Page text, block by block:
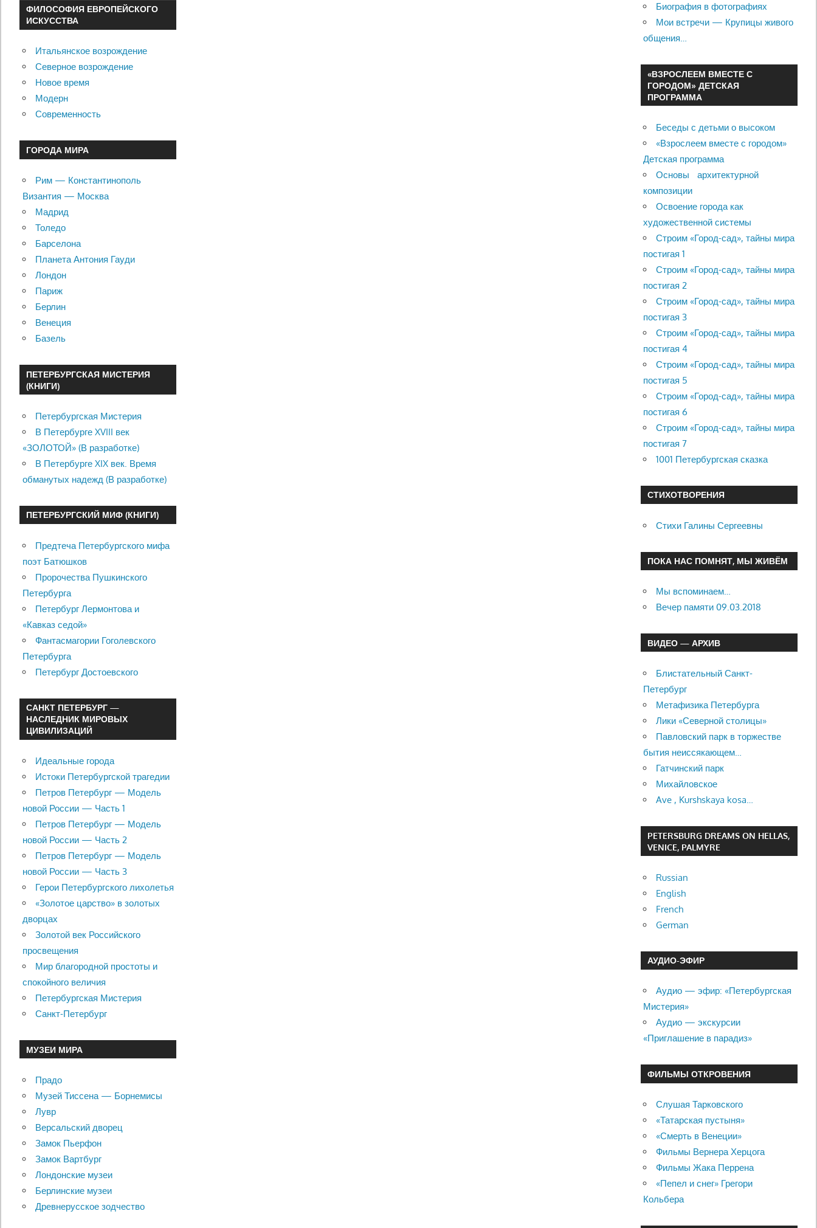
ФИЛОСОФИЯ ЕВРОПЕЙСКОГО
ИСКУССТВА
Итальянское возрождение
Северное возрождение
Новое время
Модерн
Современность
ГОРОДА МИРА
Рим — Константинополь
Византия — Москва
Мадрид
Толедо
Барселона
Планета Антония Гауди
Лондон
Париж
Берлин
Венеция
Базель
ПЕТЕРБУРГСКАЯ МИСТЕРИЯ
(КНИГИ)
Петербургская Мистерия
В Петербурге XVIII век
«ЗОЛОТОЙ» (В разработке)
В Петербурге XIX век. Время
обманутых надежд (В разработке)
ПЕТЕРБУРГСКИЙ МИФ (КНИГИ)
Предтеча Петербургского мифа
поэт Батюшков
Пророчества Пушкинского
Петербурга
Петербург Лермонтова и
«Кавказ седой»
Фантасмагории Гоголевского
Петербурга
Петербург Достоевского
САНКТ ПЕТЕРБУРГ —
НАСЛЕДНИК МИРОВЫХ
ЦИВИЛИЗАЦИЙ
Идеальные города
Истоки Петербургской трагедии
Петров Петербург — Модель
новой России — Часть 1
Петров Петербург — Модель
новой России — Часть 2
Петров Петербург — Модель
новой России — Часть 3
Герои Петербургского лихолетья
«Золотое царство» в золотых
дворцах
Золотой век Российского
просвещения
Мир благородной простоты и
спокойного величия
Петербургская Мистерия
Санкт-Петербург
МУЗЕИ МИРА
Прадо
Музей Тиссена — Борнемисы
Лувр
Версальский дворец
Замок Пьерфон
Замок Вартбург
Лондонские музеи
Берлинские музеи
Древнерусское зодчество
Биография в фотографиях
Мои встречи — Крупицы живого
общения…
«ВЗРОСЛЕЕМ ВМЕСТЕ С
ГОРОДОМ» ДЕТСКАЯ
ПРОГРАММА
Беседы с детьми о высоком
«Взрослеем вместе с городом»
Детская программа
Основы архитектурной
композиции
Освоение города как
художественной системы
Строим «Город-сад», тайны мира
постигая 1
Строим «Город-сад», тайны мира
постигая 2
Строим «Город-сад», тайны мира
постигая 3
Строим «Город-сад», тайны мира
постигая 4
Строим «Город-сад», тайны мира
постигая 5
Строим «Город-сад», тайны мира
постигая 6
Строим «Город-сад», тайны мира
постигая 7
1001 Петербургская сказка
СТИХОТВОРЕНИЯ
Стихи Галины Сергеевны
ПОКА НАС ПОМНЯТ, МЫ ЖИВЁМ
Мы вспоминаем…
Вечер памяти 09.03.2018
ВИДЕО — АРХИВ
Блистательный Санкт-
Петербург
Метафизика Петербурга
Лики «Северной столицы»
Павловский парк в торжестве
бытия неиссякающем…
Гатчинский парк
Михайловское
Ave , Kurshskaya kosa…
PETERSBURG DREAMS ON HELLAS,
VENICE, PALMYRE
Russian
English
French
German
АУДИО-ЭФИР
Аудио — эфир: «Петербургская
Мистерия»
Аудио — экскурсии
«Приглашение в парадиз»
ФИЛЬМЫ ОТКРОВЕНИЯ
Слушая Тарковского
«Татарская пустыня»
«Смерть в Венеции»
Фильмы Вернера Херцога
Фильмы Жака Перрена
«Пепел и снег» Грегори
Кольбера